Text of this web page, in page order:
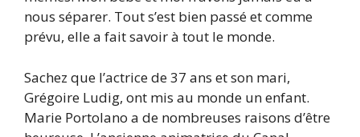
nous séparer. Tout s’est bien passé et comme
prévu, elle a fait savoir à tout le monde.
Sachez que l’actrice de 37 ans et son mari,
Grégoire Ludig, ont mis au monde un enfant.
Marie Portolano a de nombreuses raisons d’être